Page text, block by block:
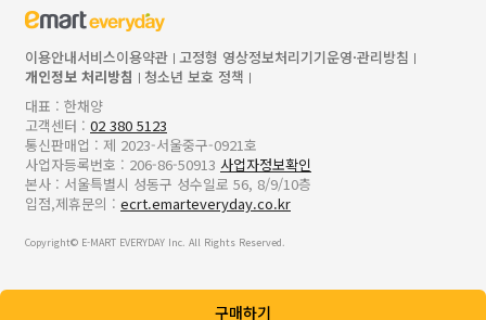
구매하기
이용안내서비스이용약관 고정형 영상정보처리기기운영·관리방침
개인정보 처리방침
청소년 보호 정책
대표 : 한채양
고객센터 : 02 380 5123
통신판매업 : 제 2023-서울중구-0921호
사업자등록번호 : 206-86-50913 사업자정보확인
본사 : 서울특별시 성동구 성수일로 56, 8/9/10층
입점,제휴문의 : ecrt.emarteveryday.co.kr
Copyright© E-MART EVERYDAY Inc. All Rights Reserved.